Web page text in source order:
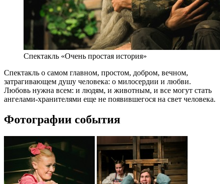
Спектакль «Очень простая история»
Спектакль о самом главном, простом, добром, вечном,
затрагивающем душу человека: о милосердии и любви.
Любовь нужна всем: и людям, и животным, и все могут стать
ангелами-хранителями еще не появившегося на свет человека.
Фотографии события